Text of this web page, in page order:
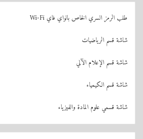
طلب الرمز السري الخاص بالواي فاي Wi-Fi
شاشة قسم الرياضيات
شاشة قسم الإعلام الآلي
شاشة قسم الكيمياء
شاشة قسمي علوم المادة والفيزياء